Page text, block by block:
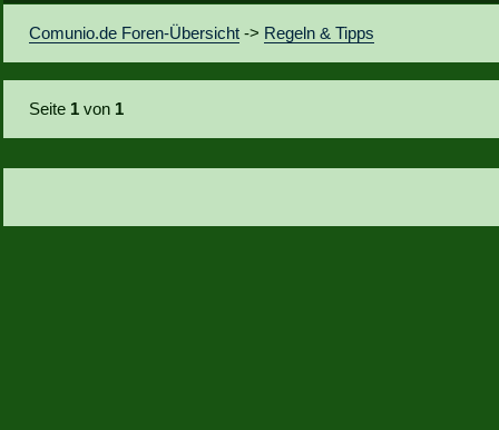
Comunio.de Foren-Übersicht -> Regeln & Tipps
Seite 1 von 1